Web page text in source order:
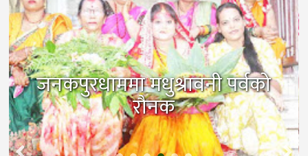
जनकपुरधाममा मधुश्रावनी पर्वको
रौनक